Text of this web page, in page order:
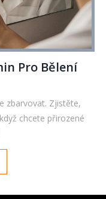
Pro Bělení
zbarvovat. Zjistěte,
chcete přirozené